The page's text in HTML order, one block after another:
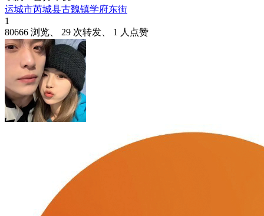
运城市芮城县古魏镇学府东街
1
80666 浏览、 29 次转发、 1 人点赞